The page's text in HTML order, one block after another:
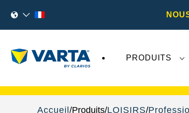
PRODUITS
Accueil Produits LOISIRS